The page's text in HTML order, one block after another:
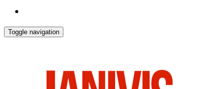
Toggle navigation